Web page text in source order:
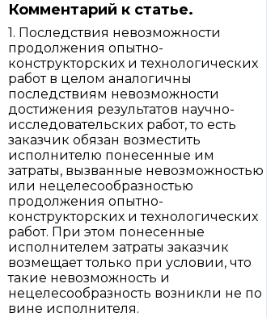
Комментарий к статье.
1. Последствия невозможности
продолжения опытно-
конструкторских и технологических
работ в целом аналогичны
последствиям невозможности
достижения результатов научно-
исследовательских работ, то есть
заказчик обязан возместить
исполнителю понесенные им
затраты, вызванные невозможностью
или нецелесообразностью
продолжения опытно-
конструкторских и технологических
работ. При этом понесенные
исполнителем затраты заказчик
возмещает только при условии, что
такие невозможность и
нецелесообразность возникли не по
вине исполнителя.